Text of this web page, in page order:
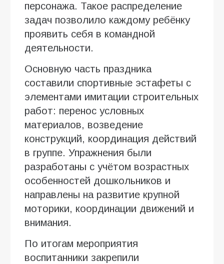
персонажа. Такое распределение
задач позволило каждому ребёнку
проявить себя в командной
деятельности.
Основную часть праздника
составили спортивные эстафеты с
элементами имитации строительных
работ: перенос условных
материалов, возведение
конструкций, координация действий
в группе. Упражнения были
разработаны с учётом возрастных
особенностей дошкольников и
направлены на развитие крупной
моторики, координации движений и
внимания.
По итогам мероприятия
воспитанники закрепили